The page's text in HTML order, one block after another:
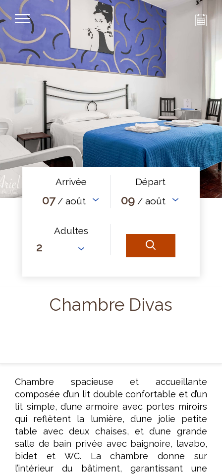
Arrivée
07 / août
Départ
09 / août
Adultes
Chambre Divas
Chambre spacieuse et accueillante
composée d’un lit double confortable et d’un
lit simple, d’une armoire avec portes miroirs
qui reflètent la lumière, d’une jolie petite
table avec deux chaises, et d’une grande
salle de bain privée avec baignoire, lavabo,
bidet et WC. La chambre donne sur
l’intérieur du bâtiment, garantissant une